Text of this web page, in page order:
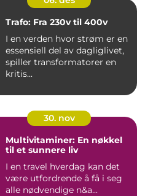
Trafo: Fra 230v til 400v
I en verden hvor strøm er en
essensiell del av dagliglivet,
spiller transformatorer en
kritis...
30. nov
Multivitaminer: En nøkkel
til et sunnere liv
I en travel hverdag kan det
være utfordrende å få i seg
alle nødvendige n&a...